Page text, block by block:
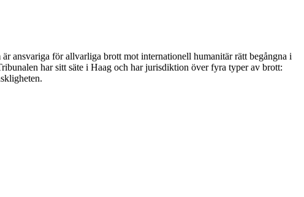
ansvariga för allvarliga brott mot internationell humanitär rätt begångna i
har sitt säte i Haag och har jurisdiktion över fyra typer av brott: